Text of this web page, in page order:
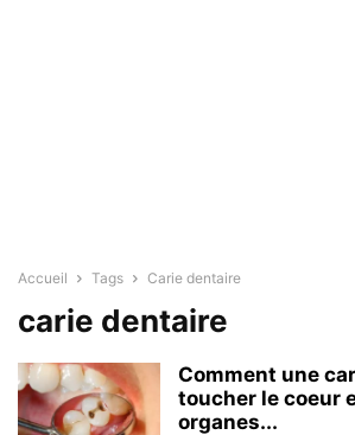
Accueil Tags Carie dentaire
carie dentaire
Comment une
toucher le coeur
organes...